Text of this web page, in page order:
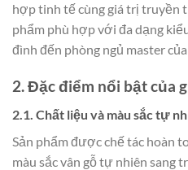
hợp tinh tế cùng giá trị truyền
phẩm phù hợp với đa dạng
đình đến phòng ngủ master
2. Đặc điểm nổi bật của
2.1. Chất liệu và màu sắc tự
Sản phẩm được chế tác hoàn
màu sắc vân gỗ tự nhiên sang